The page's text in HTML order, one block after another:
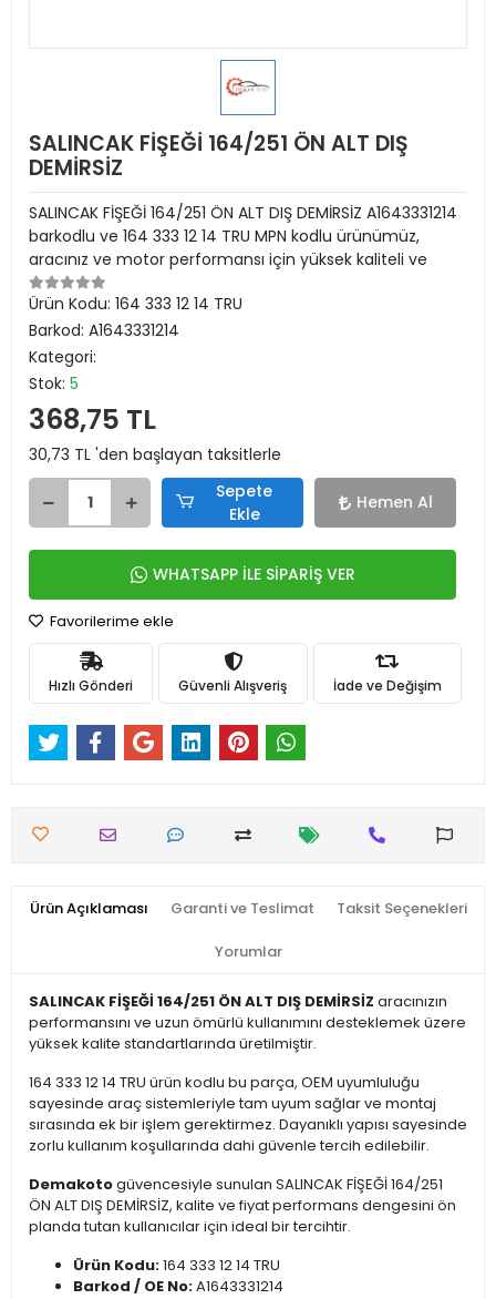
SALINCAK FİŞEĞİ 164/251 ÖN ALT DIŞ
DEMİRSİZ
SALINCAK FİŞEĞİ 164/251 ÖN ALT DIŞ DEMİRSİZ A1643331214
barkodlu ve 164 333 12 14 TRU MPN kodlu ürünümüz,
aracınız ve motor performansı için yüksek kaliteli ve
Ürün Kodu: 164 333 12 14 TRU
Barkod: A1643331214
Kategori:
Stok: 5
368,75 TL
30,73 TL 'den başlayan taksitlerle
Sepete
Ekle
Hemen Al
WHATSAPP İLE SİPARİŞ VER
Favorilerime ekle
Hızlı Gönderi Güvenli Alışveriş İade ve Değişim
Ürün Açıklaması Garanti ve Teslimat Taksit Seçenekleri
Yorumlar
SALINCAK FİŞEĞİ 164/251 ÖN ALT DIŞ DEMİRSİZ aracınızın
performansını ve uzun ömürlü kullanımını desteklemek üzere
yüksek kalite standartlarında üretilmiştir.
164 333 12 14 TRU ürün kodlu bu parça, OEM uyumluluğu
sayesinde araç sistemleriyle tam uyum sağlar ve montaj
sırasında ek bir işlem gerektirmez. Dayanıklı yapısı sayesinde
zorlu kullanım koşullarında dahi güvenle tercih edilebilir.
Demakotogüvencesiyle sunulan SALINCAK FİŞEĞİ 164/251
ÖN ALT DIŞ DEMİRSİZ, kalite ve fiyat performans dengesini ön
planda tutan kullanıcılar için ideal bir tercihtir.
Ürün Kodu:164 333 12 14 TRU
Barkod / OE No:A1643331214